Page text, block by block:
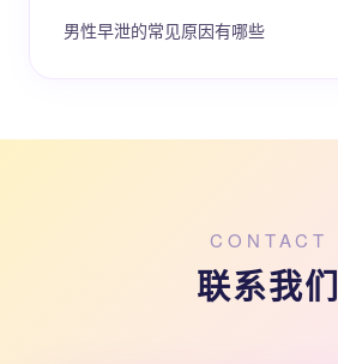
男性早泄的常见原因有哪些
CONTACT
联系我们